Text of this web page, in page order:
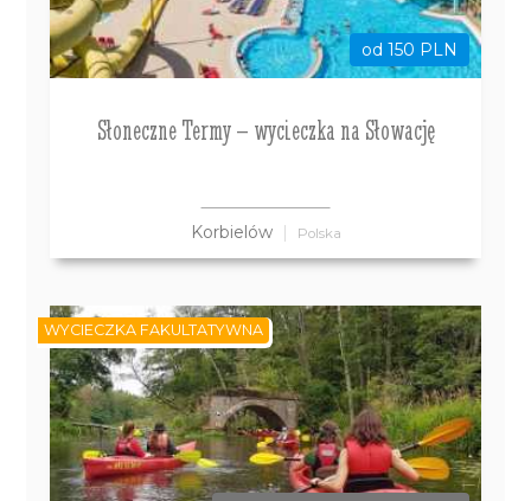
od 150 PLN
Słoneczne Termy – wycieczka na Słowację
Korbielów Polska
WYCIECZKA FAKULTATYWNA